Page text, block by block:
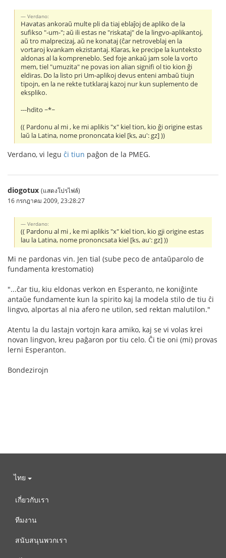
Verdano:
Havatas ankoraŭ multe pli da tiaj eblaĵoj de apliko de la
sufikso "-um-"; aŭ ili estas ne "riskataj" de la lingvo-aplikantoj,
aŭ tro malprecizaj, aŭ ne konataj (ĉar netroveblaj en la
vortaroj kvankam ekzistantaj. Klaras, ke precipe la kunteksto
aldonas al la kompreneblo. Sed foje ankaŭ jam sole la vorto
mem, tiel "umuzita" ne povas ion alian signifi ol tio kion ĝi
eldiras. Do la listo pri Um-aplikoj devus enteni ambaŭ tiujn
tipojn, en la ne rekte tutklaraj kazoj nur kun suplemento de
ekspliko.
---hdito ~*~
(( Pardonu al mi , ke mi aplikis "x" kiel tion, kio ĝi origine estas
laŭ la Latina, nome prononcata kiel [ks, au': gz] ))
Verdano, vi legu ĉi tiun paĝon de la PMEG.
diogotux (แสดงโปรไฟล์)
16 กรกฎาคม 2009, 23:28:27
Verdano:
(( Pardonu al mi , ke mi aplikis "x" kiel tion, kio gji origine estas
lau la Latina, nome prononcsata kiel [ks, au': gz] ))
Mi ne pardonas vin. Jen tial (sube peco de antaŭparolo de
fundamenta krestomatio)
"...ĉar tiu, kiu eldonas verkon en Esperanto, ne koniĝinte
antaŭe fundamente kun la spirito kaj la modela stilo de tiu ĉi
lingvo, alportas al nia afero ne utilon, sed rektan malutilon."
Atentu la du lastajn vortojn kara amiko, kaj se vi volas krei
novan lingvon, kreu paĝaron por tiu celo. Ĉi tie oni (mi) provas
lerni Esperanton.
Bondezirojn
ไทย
เกี่ยวกับเรา
ทีมงาน
สนับสนุนพวกเรา